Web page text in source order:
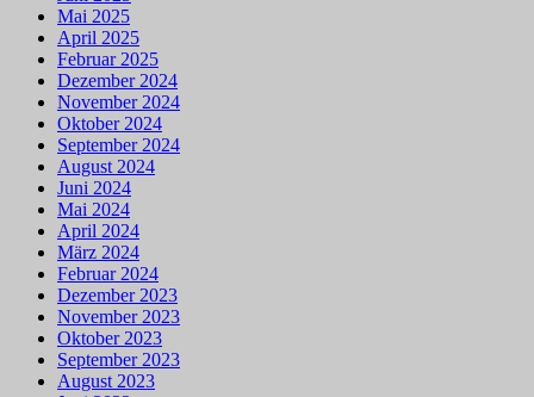
Mai 2025
April 2025
Februar 2025
Dezember 2024
November 2024
Oktober 2024
September 2024
August 2024
Juni 2024
Mai 2024
April 2024
März 2024
Februar 2024
Dezember 2023
November 2023
Oktober 2023
September 2023
August 2023